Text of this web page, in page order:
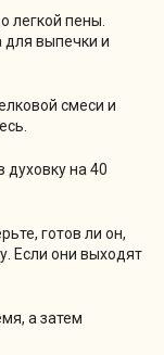
легкой пены.
для выпечки и
смеси и
духовку на 40
готов ли он,
Если они выходят
а затем